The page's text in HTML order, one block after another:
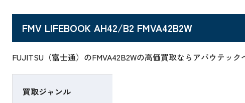
FMV LIFEBOOK AH42/B2 FMVA42B2W
FUJITSU（富士通）のFMVA42B2Wの高価買取ならアバウテック
買取ジャンル